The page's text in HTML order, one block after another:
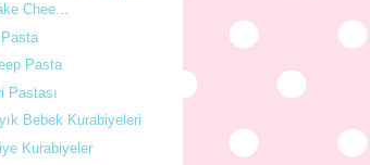
Chee...
Pasta
Pastası
Bebek Kurabiyeleri
Kurabiyeler